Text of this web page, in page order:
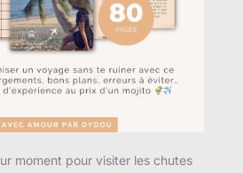
moment pour visiter les chutes